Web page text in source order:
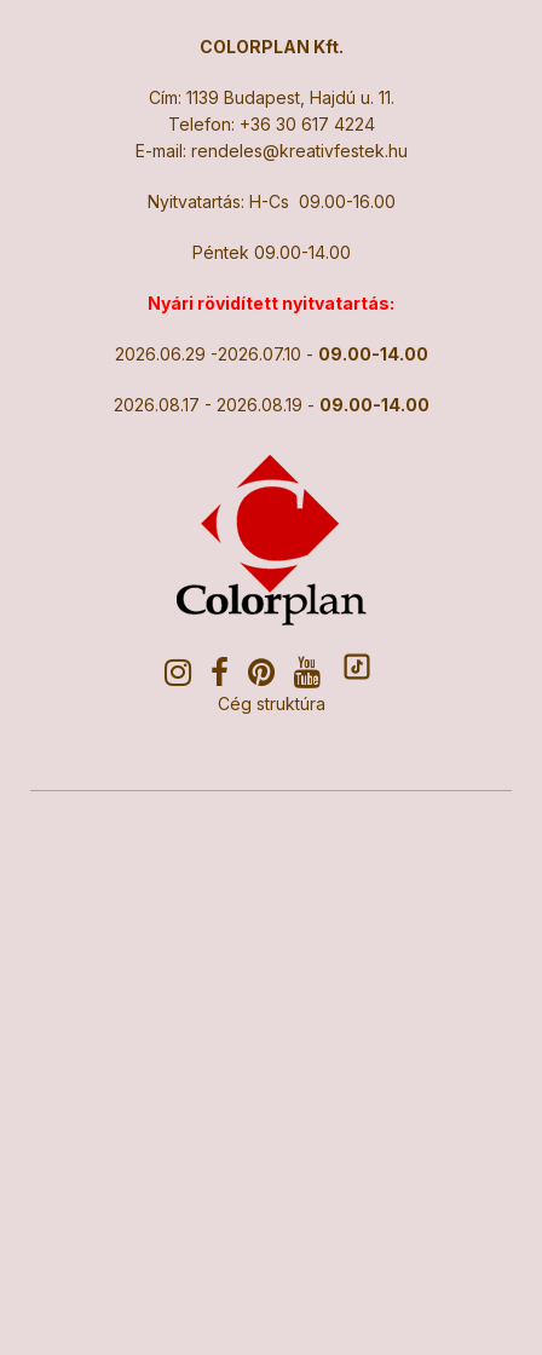
COLORPLAN Kft.
Cím: 1139 Budapest, Hajdú u. 11.
Telefon: +36 30 617 4224
E-mail: rendeles@kreativfestek.hu
Nyitvatartás: H-Cs 09.00-16.00
Péntek 09.00-14.00
Nyári rövidített nyitvatartás:
2026.06.29 -2026.07.10 - 09.00-14.00
2026.08.17 - 2026.08.19 - 09.00-14.00
Cég struktúra